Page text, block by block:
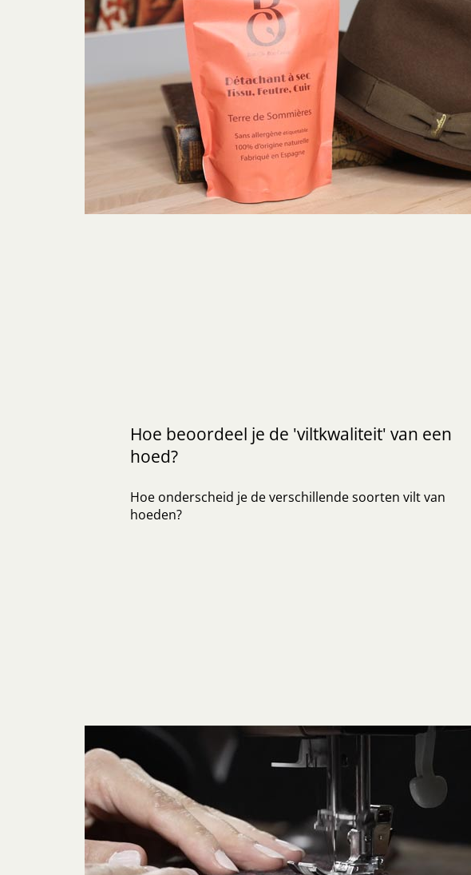
Hoe beoordeel je de 'viltkwaliteit' van een
hoed?
Hoe onderscheid je de verschillende soorten vilt van
hoeden?